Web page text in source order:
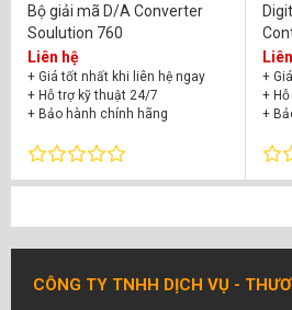
Bộ giải mã D/A Converter
Soulution 760
Liên hệ
+ Giá tốt nhất khi liên hệ ngay
+ Hỗ trợ kỹ thuật 24/7
+ Bảo hành chính hãng
+
+
+
CÔNG TY TNHH DỊCH VỤ -